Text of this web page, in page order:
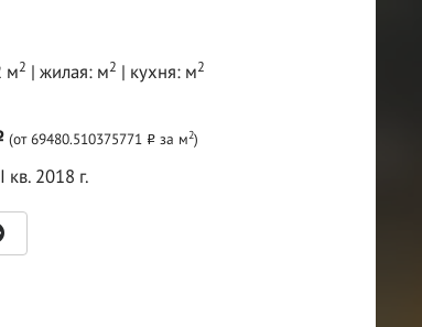
м2 | жилая: м2 | кухня: м2
(от 69480.510375771 oза м2)
кв. 2018 г.